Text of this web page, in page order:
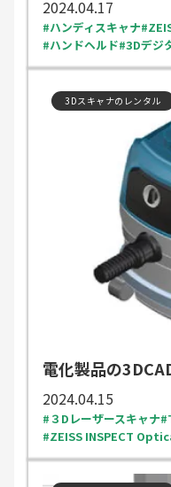
2024.04.17
ハンディスキャナ
ハンドヘルド 3Dデジ
3Dスキャナのレンタル
電化製品の
2024.04.15
３Dレーザースキャナ
ZEISS INSPECT